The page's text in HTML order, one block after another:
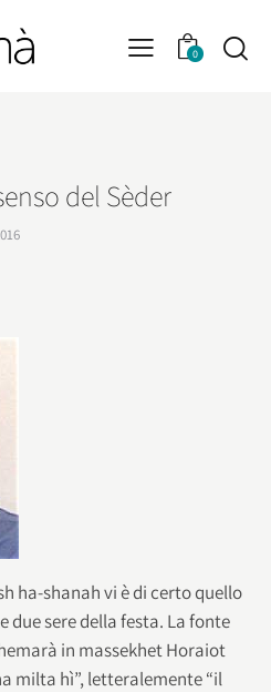
0
del Sèder
ha-shanah vi è di certo quello
due sere della festa. La fonte
in massekhet Horaiot
milta hì”, letteralemente “il